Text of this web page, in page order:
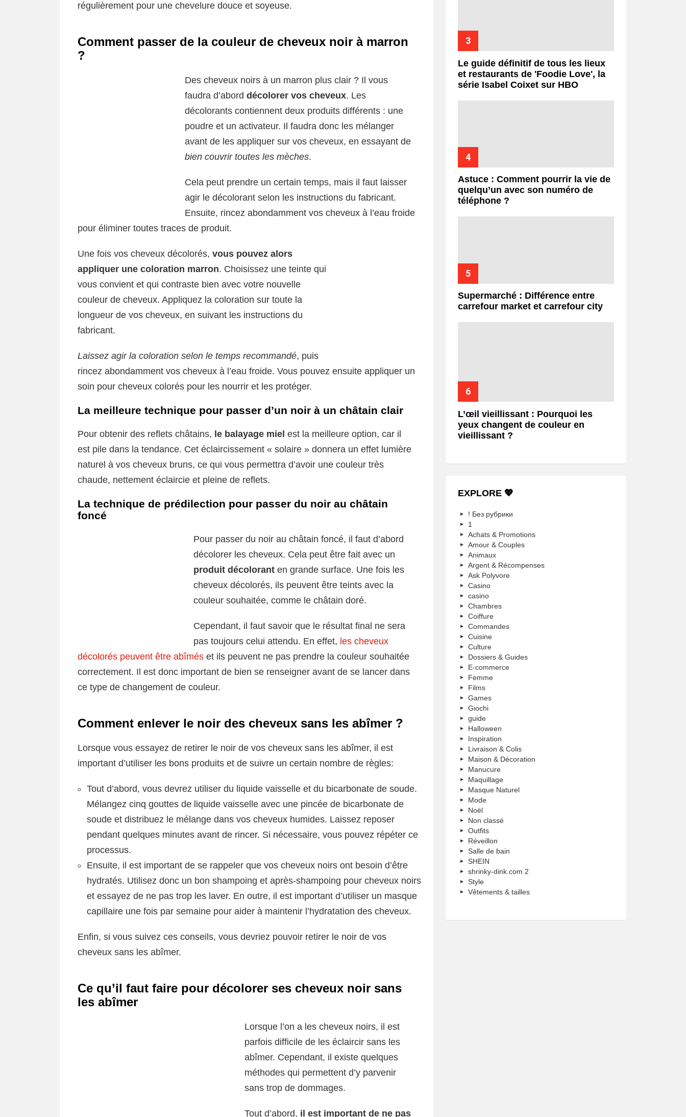
régulièrement pour une chevelure douce et soyeuse.
Comment passer de la couleur de cheveux noir à marron
?
Des cheveux noirs à un marron plus clair ? Il vous
faudra d’abord décolorer vos cheveux. Les
décolorants contiennent deux produits différents : une
poudre et un activateur. Il faudra donc les mélanger
avant de les appliquer sur vos cheveux, en essayant de
bien couvrir toutes les mèches.
Cela peut prendre un certain temps, mais il faut laisser
agir le décolorant selon les instructions du fabricant.
Ensuite, rincez abondamment vos cheveux à l’eau froide
pour éliminer toutes traces de produit.
Une fois vos cheveux décolorés, vous pouvez alors
appliquer une coloration marron. Choisissez une teinte qui
vous convient et qui contraste bien avec votre nouvelle
couleur de cheveux. Appliquez la coloration sur toute la
longueur de vos cheveux, en suivant les instructions du
fabricant.
Laissez agir la coloration selon le temps recommandé, puis
rincez abondamment vos cheveux à l’eau froide. Vous pouvez ensuite appliquer un
soin pour cheveux colorés pour les nourrir et les protéger.
La meilleure technique pour passer d’un noir à un châtain clair
Pour obtenir des reflets châtains, le balayage miel est la meilleure option, car il
est pile dans la tendance. Cet éclaircissement « solaire » donnera un effet lumière
naturel à vos cheveux bruns, ce qui vous permettra d’avoir une couleur très
chaude, nettement éclaircie et pleine de reflets.
La technique de prédilection pour passer du noir au châtain
foncé
Pour passer du noir au châtain foncé, il faut d’abord
décolorer les cheveux. Cela peut être fait avec un
produit décolorant en grande surface. Une fois les
cheveux décolorés, ils peuvent être teints avec la
couleur souhaitée, comme le châtain doré.
Cependant, il faut savoir que le résultat final ne sera
pas toujours celui attendu. En effet, les cheveux
décolorés peuvent être abîmés et ils peuvent ne pas prendre la couleur souhaitée
correctement. Il est donc important de bien se renseigner avant de se lancer dans
ce type de changement de couleur.
Comment enlever le noir des cheveux sans les abîmer ?
Lorsque vous essayez de retirer le noir de vos cheveux sans les abîmer, il est
important d’utiliser les bons produits et de suivre un certain nombre de règles:
Tout d’abord, vous devrez utiliser du liquide vaisselle et du bicarbonate de soude.
Mélangez cinq gouttes de liquide vaisselle avec une pincée de bicarbonate de
soude et distribuez le mélange dans vos cheveux humides. Laissez reposer
pendant quelques minutes avant de rincer. Si nécessaire, vous pouvez répéter ce
processus.
Ensuite, il est important de se rappeler que vos cheveux noirs ont besoin d’être
hydratés. Utilisez donc un bon shampoing et après-shampoing pour cheveux noirs
et essayez de ne pas trop les laver. En outre, il est important d’utiliser un masque
capillaire une fois par semaine pour aider à maintenir l’hydratation des cheveux.
Enfin, si vous suivez ces conseils, vous devriez pouvoir retirer le noir de vos
cheveux sans les abîmer.
Ce qu’il faut faire pour décolorer ses cheveux noir sans
les abîmer
Lorsque l’on a les cheveux noirs, il est
parfois difficile de les éclaircir sans les
abîmer. Cependant, il existe quelques
méthodes qui permettent d’y parvenir
sans trop de dommages.
Tout d’abord, il est important de ne pas
Le guide définitif de tous les lieux
et restaurants de 'Foodie Love', la
série Isabel Coixet sur HBO
Astuce : Comment pourrir la vie de
quelqu’un avec son numéro de
téléphone ?
Supermarché : Différence entre
carrefour market et carrefour city
L’œil vieillissant : Pourquoi les
yeux changent de couleur en
vieillissant ?
EXPLORE 💖
! Без рубрики
1
Achats & Promotions
Amour & Couples
Animaux
Argent & Récompenses
Ask Polyvore
Casino
casino
Chambres
Coiffure
Commandes
Cuisine
Culture
Dossiers & Guides
E-commerce
Femme
Films
Games
Giochi
guide
Halloween
Inspiration
Livraison & Colis
Maison & Décoration
Manucure
Maquillage
Masque Naturel
Mode
Noël
Non classé
Outfits
Réveillon
Salle de bain
SHEIN
shrinky-dink.com 2
Style
Vêtements & tailles